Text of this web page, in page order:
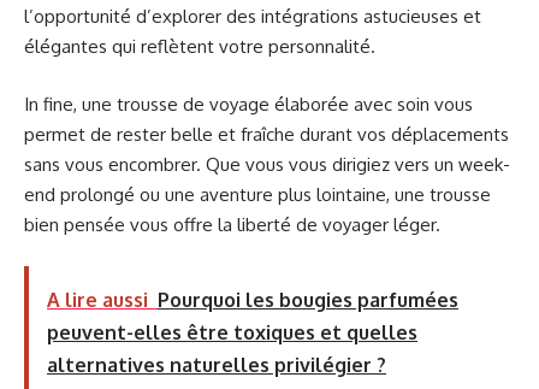
l’opportunité d’explorer des intégrations astucieuses et
élégantes qui reflètent votre personnalité.
In fine, une trousse de voyage élaborée avec soin vous
permet de rester belle et fraîche durant vos déplacements
sans vous encombrer. Que vous vous dirigiez vers un week-
end prolongé ou une aventure plus lointaine, une trousse
bien pensée vous offre la liberté de voyager léger.
A lire aussi Pourquoi les bougies parfumées
peuvent-elles être toxiques et quelles
alternatives naturelles privilégier ?